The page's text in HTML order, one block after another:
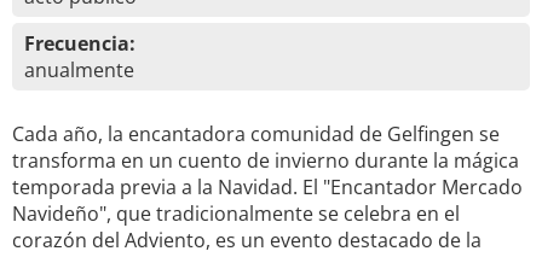
Frecuencia:
anualmente
Cada año, la encantadora comunidad de Gelfingen se
transforma en un cuento de invierno durante la mágica
temporada previa a la Navidad. El "Encantador Mercado
Navideño", que tradicionalmente se celebra en el
corazón del Adviento, es un evento destacado de la